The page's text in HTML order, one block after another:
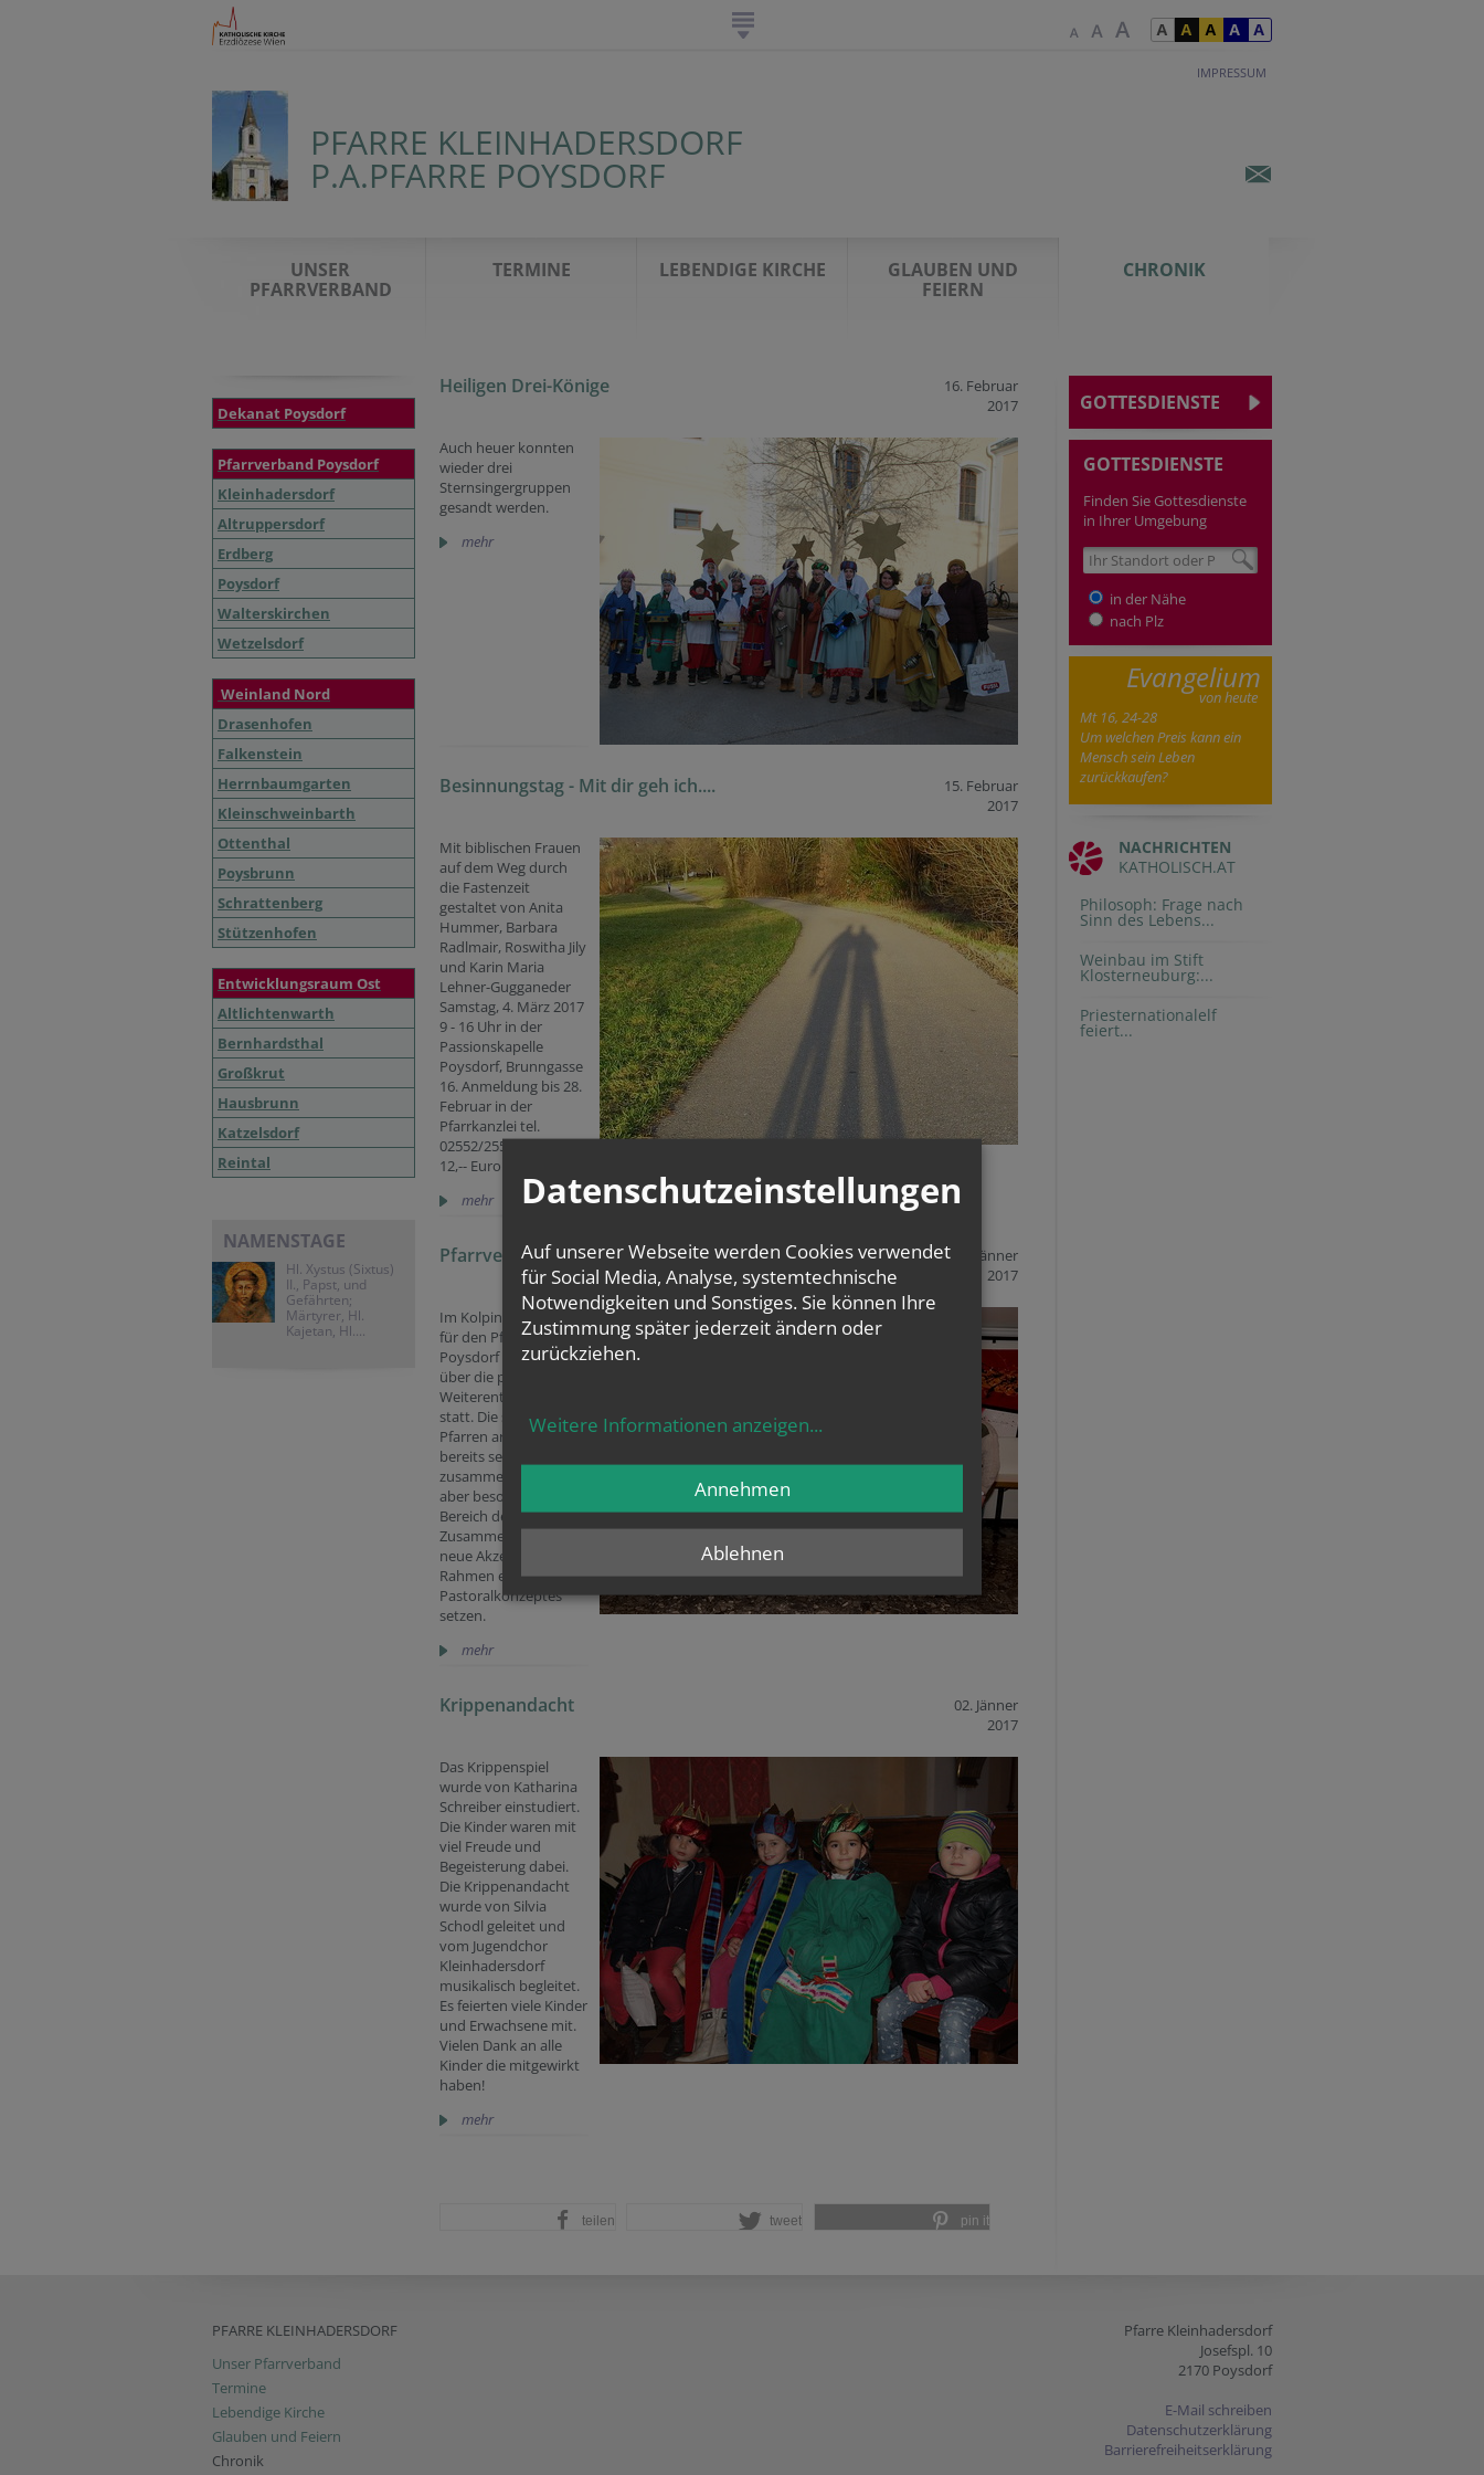
IMPRESSUM
PFARRE KLEINHADERSDORF
P.A.PFARRE POYSDORF
UNSER
PFARRVERBAND
TERMINE LEBENDIGE KIRCHE
GLAUBEN UND
FEIERN
CHRONIK
Dekanat Poysdorf
Pfarrverband Poysdorf
Kleinhadersdorf
Altruppersdorf
Erdberg
Poysdorf
Walterskirchen
Wetzelsdorf
Weinland Nord
Drasenhofen
Falkenstein
Herrnbaumgarten
Kleinschweinbarth
Ottenthal
Poysbrunn
Schrattenberg
Stützenhofen
Entwicklungsraum Ost
Altlichtenwarth
Bernhardsthal
Großkrut
Hausbrunn
Katzelsdorf
Reintal
NAMENSTAGE
Hl. Xystus (Sixtus)
II., Papst, und
Gefährten;
Märtyrer, Hl.
Kajetan, Hl....
Heiligen Drei-Könige
16. Februar
2017
Auch heuer konnten
wieder drei
Sternsingergruppen
gesandt werden.
mehr
Besinnungstag - Mit dir geh ich....
15. Februar
2017
Mit biblischen Frauen
auf dem Weg durch
die Fastenzeit
gestaltet von Anita
Hummer, Barbara
Radlmair, Roswitha Jily
und Karin Maria
Lehner-Gugganeder
Samstag, 4. März 2017
9 - 16 Uhr in der
Passionskapelle
Poysdorf, Brunngasse
16. Anmeldung bis 28.
Februar in der
Pfarrkanzlei tel.
02552/2551 - Kosten
12,-- Euro
mehr
Pfarrverband Neu
22. Jänner
2017
Im Kolpinghaus fand
für den Pfarrverband
Poysdorf ein Treffen
über die pastorale
Weiterentwicklung
statt. Die sechs
Pfarren arbeiten
bereits sehr intensiv
zusammen, möchten
aber besonders im
Bereich der pastoralen
Zusammenarbeit,
neue Akzente im
Rahmen eines
Pastoralkonzeptes
setzen.
mehr
Krippenandacht
02. Jänner
2017
Das Krippenspiel
wurde von Katharina
Schreiber einstudiert.
Die Kinder waren mit
viel Freude und
Begeisterung dabei.
Die Krippenandacht
wurde von Silvia
Schodl geleitet und
vom Jugendchor
Kleinhadersdorf
musikalisch begleitet.
Es feierten viele Kinder
und Erwachsene mit.
Vielen Dank an alle
Kinder die mitgewirkt
haben!
mehr
teilen tweet pin it
GOTTESDIENSTE
GOTTESDIENSTE
Finden Sie Gottesdienste
in Ihrer Umgebung
in der Nähe
nach Plz
Evangelium
von heute
Mt 16, 24-28
Um welchen Preis kann ein
Mensch sein Leben
zurückkaufen?
NACHRICHTEN
KATHOLISCH.AT
Philosoph: Frage nach
Sinn des Lebens...
Weinbau im Stift
Klosterneuburg:...
Priesternationalelf
feiert...
PFARRE KLEINHADERSDORF
Unser Pfarrverband
Termine
Lebendige Kirche
Glauben und Feiern
Chronik
Pfarre Kleinhadersdorf
Josefspl. 10
2170 Poysdorf
E-Mail schreiben
Datenschutzerklärung
Barrierefreiheitserklärung
Datenschutzeinstellungen
Auf unserer Webseite werden Cookies verwendet
für Social Media, Analyse, systemtechnische
Notwendigkeiten und Sonstiges. Sie können Ihre
Zustimmung später jederzeit ändern oder
zurückziehen.
Weitere Informationen anzeigen...
Ablehnen
Annehmen